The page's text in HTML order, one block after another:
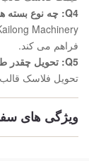
Q4: چه نوع بسته هایی دارید؟
فراهم می کند.
Q5: تحویل چقدر طول می کشد؟
تحویل فلاسک قالب گیری
ویژگی های